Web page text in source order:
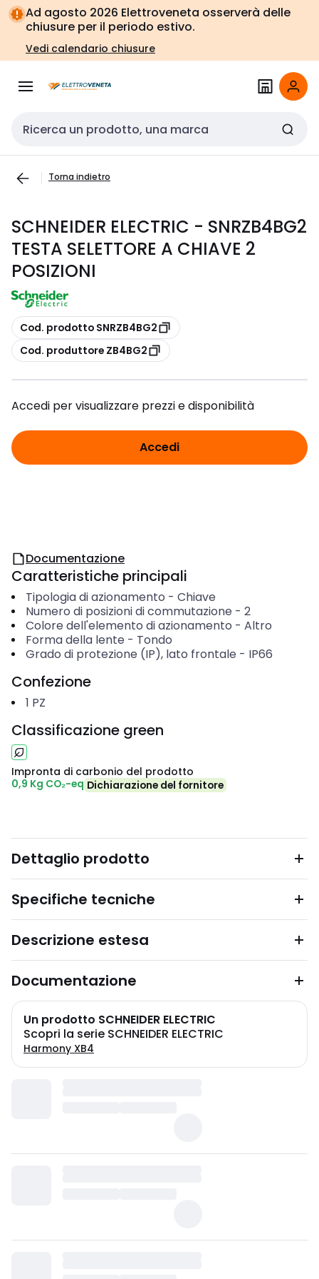
Vai alla
navigazione
Vai
alla
pagina
Ad agosto 2026 Elettroveneta osserverà delle
chiusure per il periodo estivo.
Vedi calendario chiusure
Cerca input
Torna indietro
SCHNEIDER ELECTRIC - SNRZB4BG2
TESTA SELETTORE A CHIAVE 2
POSIZIONI
copia
Cod. prodotto SNRZB4BG2
copia
Cod. produttore ZB4BG2
Accedi per visualizzare prezzi e disponibilità
Accedi
Documentazione
Caratteristiche principali
Tipologia di azionamento - Chiave
Numero di posizioni di commutazione - 2
Colore dell'elemento di azionamento - Altro
Forma della lente - Tondo
Grado di protezione (IP), lato frontale - IP66
Confezione
1 PZ
Classificazione green
Impronta di carbonio del prodotto
0,9 Kg CO₂-eq Dichiarazione del fornitore
Dettaglio prodotto
Specifiche tecniche
Descrizione estesa
Documentazione
Un prodotto SCHNEIDER ELECTRIC
Scopri la serie SCHNEIDER ELECTRIC
Harmony XB4